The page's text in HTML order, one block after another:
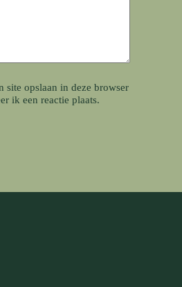
site opslaan in deze browser
ik een reactie plaats.